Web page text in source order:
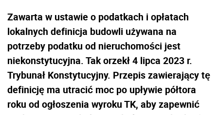
Zawarta w ustawie o podatkach i opłatach
lokalnych definicja budowli używana na
potrzeby podatku od nieruchomości jest
niekonstytucyjna. Tak orzekł 4 lipca 2023 r.
Trybunał Konstytucyjny. Przepis zawierający tę
definicję ma utracić moc po upływie półtora
roku od ogłoszenia wyroku TK, aby zapewnić